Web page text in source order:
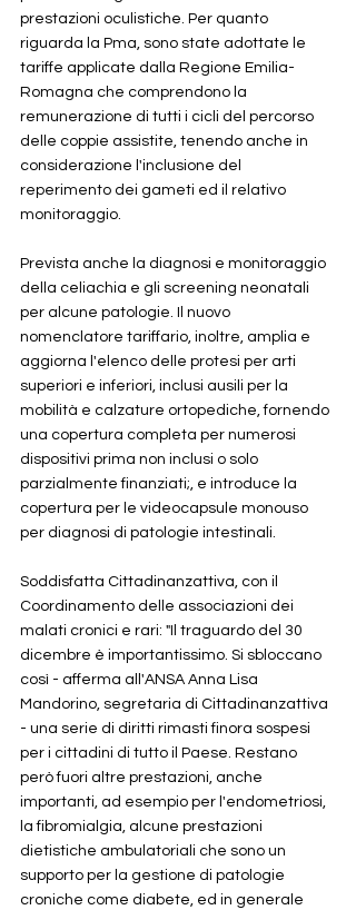
prestazioni oculistiche. Per quanto
riguarda la Pma, sono state adottate le
tariffe applicate dalla Regione Emilia-
Romagna che comprendono la
remunerazione di tutti i cicli del percorso
delle coppie assistite, tenendo anche in
considerazione l'inclusione del
reperimento dei gameti ed il relativo
monitoraggio.
Prevista anche la diagnosi e monitoraggio
della celiachia e gli screening neonatali
per alcune patologie. Il nuovo
nomenclatore tariffario, inoltre, amplia e
aggiorna l'elenco delle protesi per arti
superiori e inferiori, inclusi ausili per la
mobilità e calzature ortopediche, fornendo
una copertura completa per numerosi
dispositivi prima non inclusi o solo
parzialmente finanziati;, e introduce la
copertura per le videocapsule monouso
per diagnosi di patologie intestinali.
Soddisfatta Cittadinanzattiva, con il
Coordinamento delle associazioni dei
malati cronici e rari: "Il traguardo del 30
dicembre è importantissimo. Si sbloccano
così - afferma all'ANSA Anna Lisa
Mandorino, segretaria di Cittadinanzattiva
- una serie di diritti rimasti finora sospesi
per i cittadini di tutto il Paese. Restano
però fuori altre prestazioni, anche
importanti, ad esempio per l'endometriosi,
la fibromialgia, alcune prestazioni
dietistiche ambulatoriali che sono un
supporto per la gestione di patologie
croniche come diabete, ed in generale